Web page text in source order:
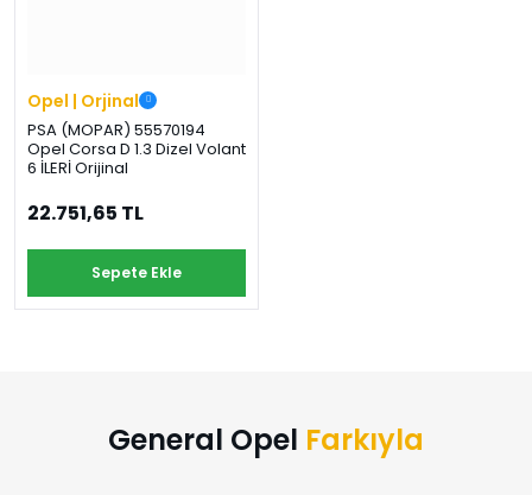
Giriş Yap
Yeni Hesap
C
›
D
›
M
YAĞI
›
Opel | Orjinal
PSA (MOPAR) 55570194
Opel Corsa D 1.3 Dizel Volant
6 İLERİ Orijinal
22.751,65 TL
Sepete Ekle
General Opel Farkıyla